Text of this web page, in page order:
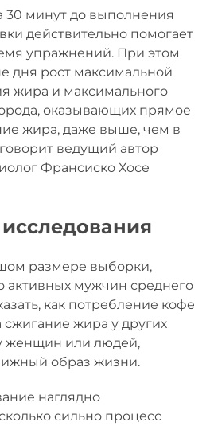
30 минут до выполнения
действительно помогает
упражнений. При этом
дня рост максимальной
жира и максимального
оказывающих прямое
жира, даже выше, чем в
ведущий автор
Франсиско Хосе
размере выборки,
активных мужчин среднего
как потребление кофе
жира у других
женщин или людей,
образ жизни.
наглядно
сильно процесс